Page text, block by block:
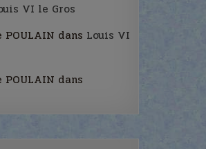
VI le Gros
dans Louis VI
dans